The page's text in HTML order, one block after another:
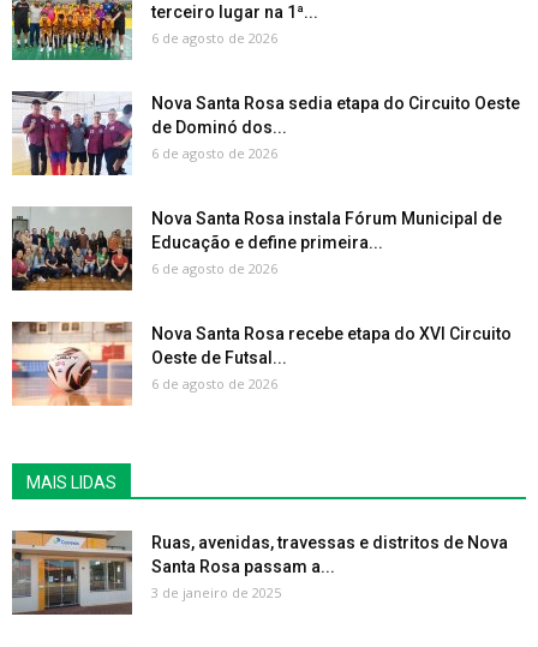
terceiro lugar na 1ª...
6 de agosto de 2026
Nova Santa Rosa sedia etapa do Circuito Oeste
de Dominó dos...
6 de agosto de 2026
Nova Santa Rosa instala Fórum Municipal de
Educação e define primeira...
6 de agosto de 2026
Nova Santa Rosa recebe etapa do XVI Circuito
Oeste de Futsal...
6 de agosto de 2026
MAIS LIDAS
Ruas, avenidas, travessas e distritos de Nova
Santa Rosa passam a...
3 de janeiro de 2025